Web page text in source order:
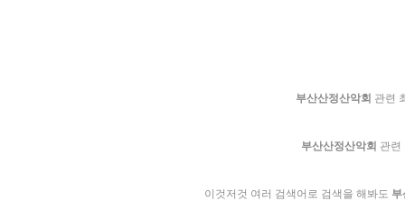
부­산­산­정­산­악­회 관련
부­산­산­정­산­악­회 관련
이것저것 여러 검색어로 검색을 해봐도 부­